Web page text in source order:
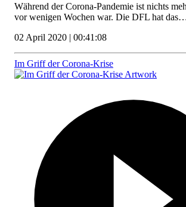
Während der Corona-Pandemie ist nichts
vor wenigen Wochen war. Die DFL hat
02 April 2020 | 00:41:08
Im Griff der Corona-Krise